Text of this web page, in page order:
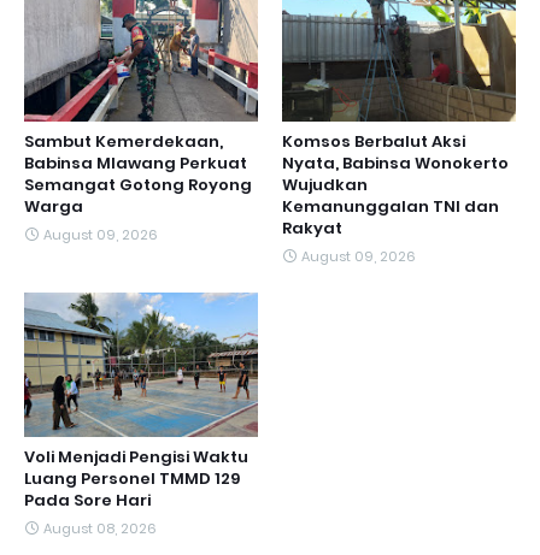
Sambut Kemerdekaan,
Babinsa Mlawang Perkuat
Semangat Gotong Royong
Warga
August 09, 2026
Komsos Berbalut Aksi
Nyata, Babinsa Wonokerto
Wujudkan
Kemanunggalan TNI dan
Rakyat
August 09, 2026
Voli Menjadi Pengisi Waktu
Luang Personel TMMD 129
Pada Sore Hari
August 08, 2026